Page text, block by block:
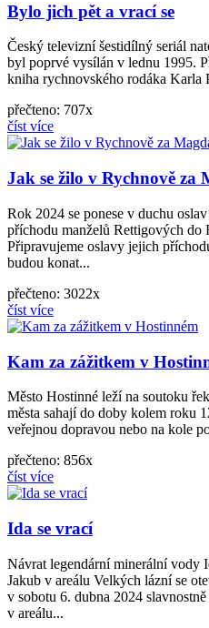
Bylo jich pět a vrací se
Český televizní šestidílný seriál
byl poprvé vysílán v lednu 1995.
kniha rychnovského rodáka Karla
přečteno: 707x
číst více
Jak se žilo v Rychnově za
Rok 2024 se ponese v duchu
příchodu manželů Rettigových do
Připravujeme oslavy jejich
budou konat...
přečteno: 3022x
číst více
Kam za zážitkem v
Město Hostinné leží na soutoku
města sahají do doby kolem roku
veřejnou dopravou nebo na kole
přečteno: 856x
číst více
Ida se vrací
Návrat legendární minerální vody
Jakub v areálu Velkých lázní se
v sobotu 6. dubna 2024
v areálu...